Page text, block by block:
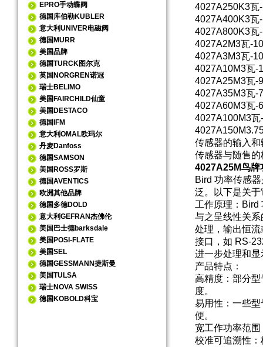
EPRO手动蝶阀
德国库伯勒KUBLER
意大利UNIVER电磁阀
德国MURR
美国品牌
德国TURCK图尔克
英国NORGREN诺冠
瑞士BELIMO
美国FAIRCHILD仙童
美国DESTACO
德国IFM
意大利OMAL欧玛尔
丹麦Danfoss
德国SAMSON
美国ROSS罗斯
德国AVENTICS
欧洲其他品牌
德国多德DOLD
意大利GEFRAN杰佛伦
美国巴士德barksdale
美国POSI-FLATE
美国SEL
德国GESSMANN捷斯曼
美国TULSA
瑞士NOVA SWISS
德国KOBOLD科宝
4027A250K3瓦
4027A400K3瓦
4027A800K3瓦
4027A2M3瓦-
4027A3M3瓦-
4027A10M3瓦-
4027A25M3瓦-
4027A35M3瓦-
4027A60M3瓦-
4027A100M3瓦
4027A150M
传感器的输入
传感器与随售
4027A25M鸟牌
Bird 功率传感
泛。以下是关
工作原理：Bird
与之呈线性关
处理，输出恒
接口，如 RS-
进一步处理和
产品特点：
高精度：部分
度。
易用性：一些
便。
宽工作功率范
校准可追溯性